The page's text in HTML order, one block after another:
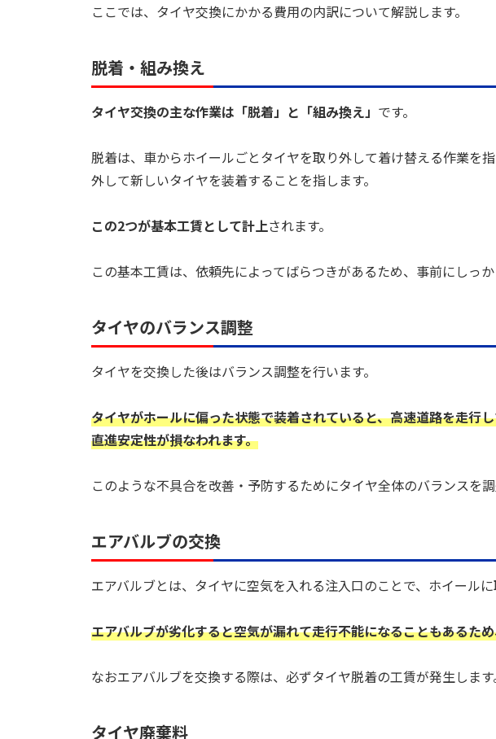
ここでは、タイヤ交換にかかる費用の内訳について解説します。
脱着・組み換え
タイヤ交換の主な作業は「脱着」と「組み換え」 です。
脱着は、車からホイールごとタイヤを取り外して着け替える作業を
外して新しいタイヤを装着することを指します。
この2つが基本工賃として計上されます。
この基本工賃は、依頼先によってばらつきがあるため、事前にしっか
タイヤのバランス調整
タイヤを交換した後はバランス調整を行います。
タイヤがホールに偏った状態で装着されていると、高速道路を走行
直進安定性が損なわれます。
このような不具合を改善・予防するためにタイヤ全体のバランスを調
エアバルブの交換
エアバルブとは、タイヤに空気を入れる注入口のことで、ホイールに
エアバルブが劣化すると空気が漏れて走行不能になることもあるた
なおエアバルブを交換する際は、必ずタイヤ脱着の工賃が発生します
タイヤ廃棄料